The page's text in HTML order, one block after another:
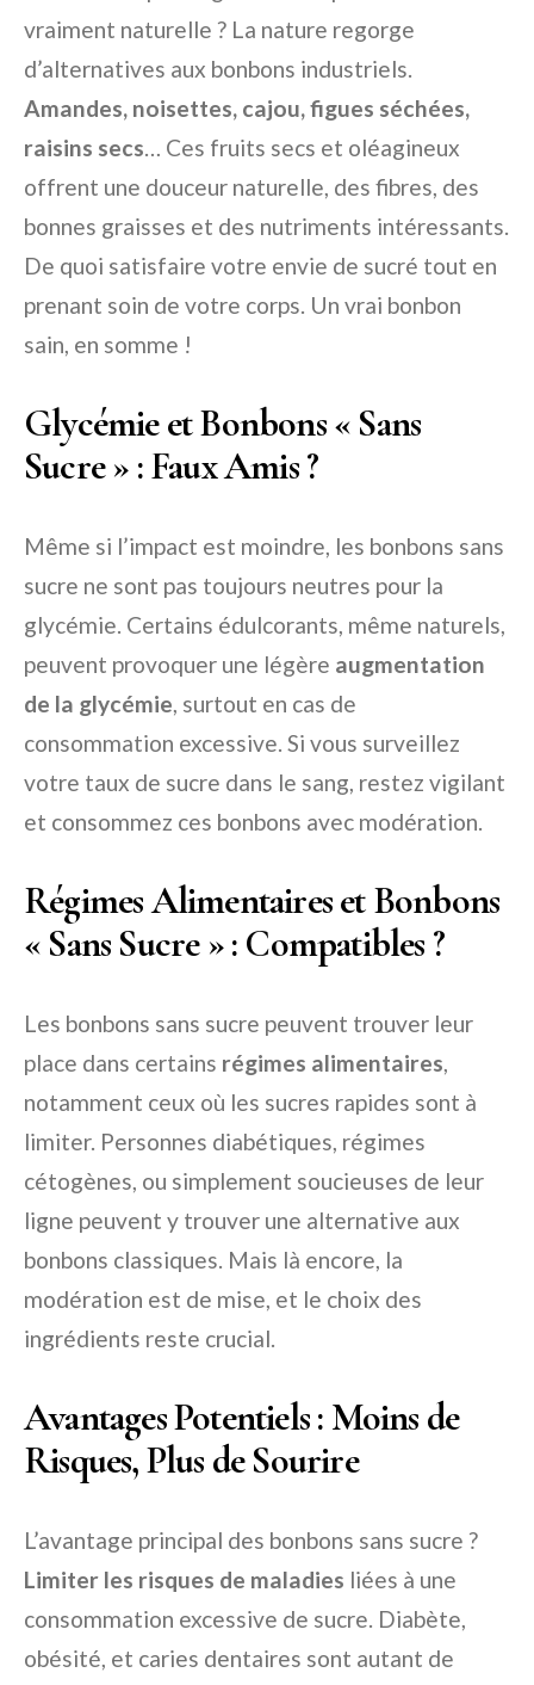
vraiment naturelle ? La nature regorge
d’alternatives aux bonbons industriels.
Amandes, noisettes, cajou, figues séchées,
raisins secs… Ces fruits secs et oléagineux
offrent une douceur naturelle, des fibres, des
bonnes graisses et des nutriments intéressants.
De quoi satisfaire votre envie de sucré tout en
prenant soin de votre corps. Un vrai bonbon
sain, en somme !
Glycémie et Bonbons « Sans
Sucre » : Faux Amis ?
Même si l’impact est moindre, les bonbons sans
sucre ne sont pas toujours neutres pour la
glycémie. Certains édulcorants, même naturels,
peuvent provoquer une légère augmentation
de la glycémie, surtout en cas de
consommation excessive. Si vous surveillez
votre taux de sucre dans le sang, restez vigilant
et consommez ces bonbons avec modération.
Régimes Alimentaires et Bonbons
« Sans Sucre » : Compatibles ?
Les bonbons sans sucre peuvent trouver leur
place dans certains régimes alimentaires,
notamment ceux où les sucres rapides sont à
limiter. Personnes diabétiques, régimes
cétogènes, ou simplement soucieuses de leur
ligne peuvent y trouver une alternative aux
bonbons classiques. Mais là encore, la
modération est de mise, et le choix des
ingrédients reste crucial.
Avantages Potentiels : Moins de
Risques, Plus de Sourire
L’avantage principal des bonbons sans sucre ?
Limiter les risques de maladies liées à une
consommation excessive de sucre. Diabète,
obésité, et caries dentaires sont autant de